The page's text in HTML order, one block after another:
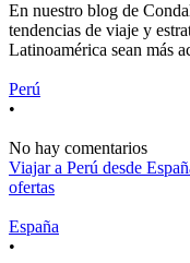
En nuestro blog de
tendencias de viaje y
Latinoamérica sean más
Perú
•
No hay comentarios
Viajar a Perú desde
ofertas
España
•